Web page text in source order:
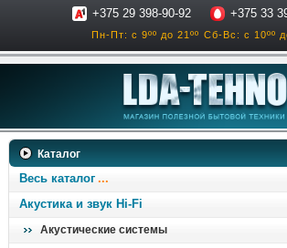
+375 29 398-90-92 +375 33
Пн-Пт: с 9ºº до 21ºº Сб-Вс: с 10ºº
телевизоры
ресиверы, усилители
Каталог
Весь каталог
Акустика и звук Hi-Fi
Акустические системы